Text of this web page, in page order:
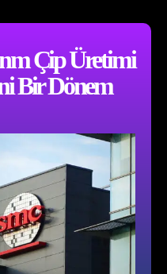
Çip Üretimi
Bir Dönem